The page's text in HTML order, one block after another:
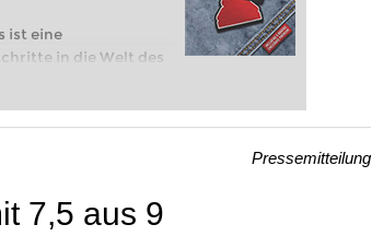
ist eine
in die Welt des
spielen: Mit
Pressemitteilung
7,5 aus 9